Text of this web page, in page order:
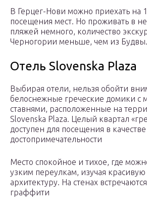
В Герцег-Нови можно приехать на
посещения мест. Но проживать в
пляжей немного, количество
Черногории меньше, чем из Будвы.
Отель Slovenska Plaza
Выбирая отели, нельзя обойти
белоснежные греческие домики с
ставнями, расположенные на
Slovenska Plaza. Целый квартал
доступен для посещения в качестве
достопримечательности
Место спокойное и тихое, где
узким переулкам, изучая
архитектуру. На стенах
граффити